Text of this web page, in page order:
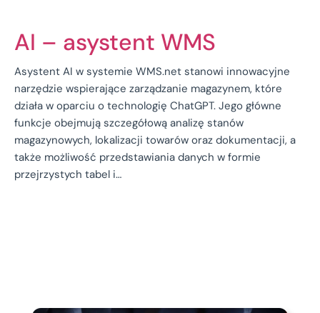
AI – asystent WMS
Asystent AI w systemie WMS.net stanowi innowacyjne
narzędzie wspierające zarządzanie magazynem, które
działa w oparciu o technologię ChatGPT. Jego główne
funkcje obejmują szczegółową analizę stanów
magazynowych, lokalizacji towarów oraz dokumentacji, a
także możliwość przedstawiania danych w formie
przejrzystych tabel i…